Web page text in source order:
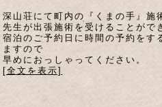
深山荘にて町内の『くまの手』施
先生が出張施術を受けることがで
宿泊のご予約日に時間の予約をす
ますので
早めにおっしゃってください。
[全文を表示]